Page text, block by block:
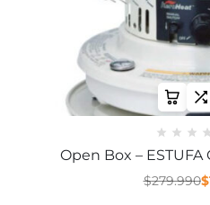
Open Box – ESTUFA
$279.990$